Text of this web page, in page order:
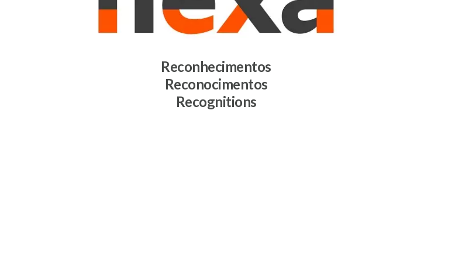
Reconhecimentos
Reconocimentos
Recognitions